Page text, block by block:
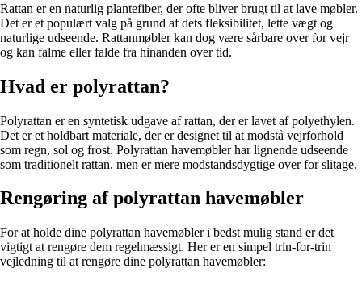
Rattan er en naturlig plantefiber, der ofte bliver brugt til at lave møbler.
Det er et populært valg på grund af dets fleksibilitet, lette vægt og
naturlige udseende. Rattanmøbler kan dog være sårbare over for vejr
og kan falme eller falde fra hinanden over tid.
Hvad er polyrattan?
Polyrattan er en syntetisk udgave af rattan, der er lavet af polyethylen.
Det er et holdbart materiale, der er designet til at modstå vejrforhold
som regn, sol og frost. Polyrattan havemøbler har lignende udseende
som traditionelt rattan, men er mere modstandsdygtige over for slitage.
Rengøring af polyrattan havemøbler
For at holde dine polyrattan havemøbler i bedst mulig stand er det
vigtigt at rengøre dem regelmæssigt. Her er en simpel trin-for-trin
vejledning til at rengøre dine polyrattan havemøbler: